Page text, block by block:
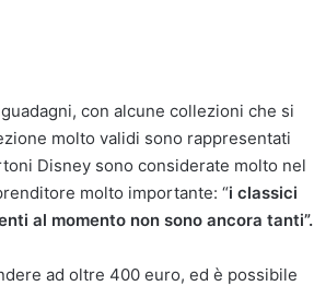
con alcune collezioni che si
molto validi sono rappresentati
Disney sono considerate molto nel
molto importante: “i classici
al momento non sono ancora tanti”.
ad oltre 400 euro, ed è possibile